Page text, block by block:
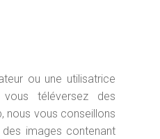
ou une utilisatrice
téléversez des
nous vous conseillons
des images contenant